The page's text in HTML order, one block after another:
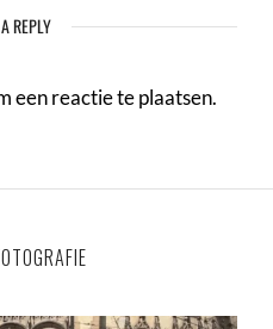
REPLY
een reactie te plaatsen.